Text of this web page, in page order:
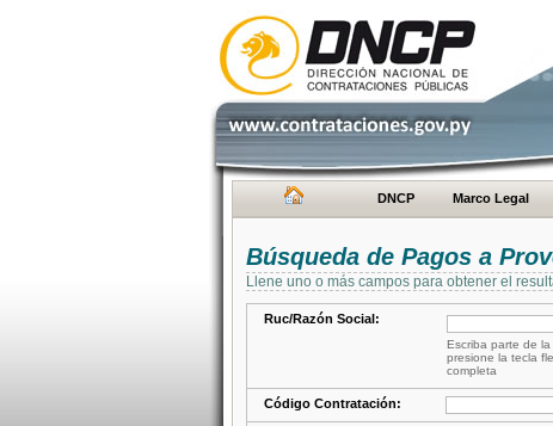
DNCP Marco Legal
Búsqueda de Pagos a
Llene uno o más campos para obtener el
Ruc/Razón Social:
Escriba parte de
presione la tecla
completa
Código Contratación: